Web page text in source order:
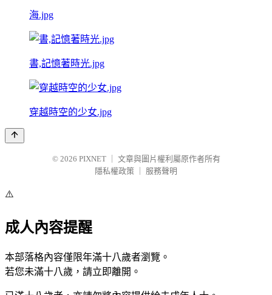
海.jpg
書,記憶著時光.jpg
穿越時空的少女.jpg
© 2026 PIXNET
文章與圖片權利屬原作者所有
隱私權政策
服務聲明
⚠️
成人內容提醒
本部落格內容僅限年滿十八歲者瀏覽。
若您未滿十八歲，請立即離開。